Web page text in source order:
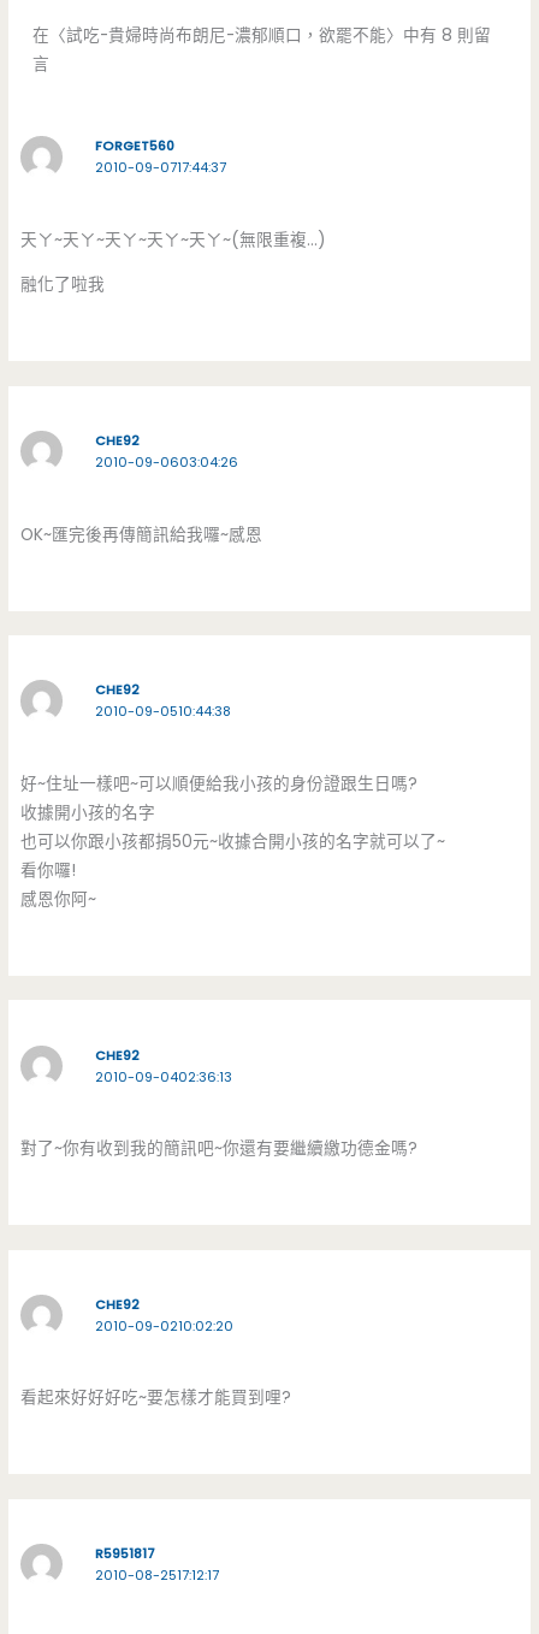
在〈試吃-貴婦時尚布朗尼-濃郁順口，欲罷不能〉中有 8 則留
言
FORGET560
2010-09-0717:44:37
天ㄚ~天ㄚ~天ㄚ~天ㄚ~天ㄚ~(無限重複…)
融化了啦我
CHE92
2010-09-0603:04:26
OK~匯完後再傳簡訊給我囉~感恩
CHE92
2010-09-0510:44:38
好~住址一樣吧~可以順便給我小孩的身份證跟生日嗎?
收據開小孩的名字
也可以你跟小孩都捐50元~收據合開小孩的名字就可以了~
看你囉!
感恩你阿~
CHE92
2010-09-0402:36:13
對了~你有收到我的簡訊吧~你還有要繼續繳功德金嗎?
CHE92
2010-09-0210:02:20
看起來好好好吃~要怎樣才能買到哩?
R5951817
2010-08-2517:12:17